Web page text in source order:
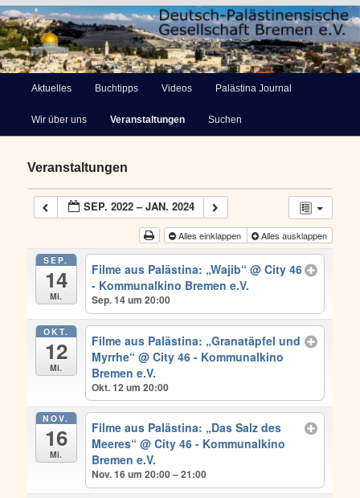
Deutsch-Palästinensische
Zum
primären
springen
Aktuelles Buchtipps Videos Palästina Journal
Wir über uns Veranstaltungen Suchen
Veranstaltungen
SEP. 2022 – JAN. 2024
Alles einklappen Alles ausklappen
SEP.
14
Mi.
Filme aus Palästina: „Wajib“@ City 46
- Kommunalkino Bremen e.V.
Sep. 14 um 20:00
OKT.
12
Mi.
Filme aus Palästina: „Granatäpfel und
Myrrhe“@ City 46 - Kommunalkino
Bremen e.V.
Okt. 12 um 20:00
NOV.
16
Mi.
Filme aus Palästina: „Das Salz des
Meeres“@ City 46 - Kommunalkino
Bremen e.V.
Nov. 16 um 20:00 – 21:00